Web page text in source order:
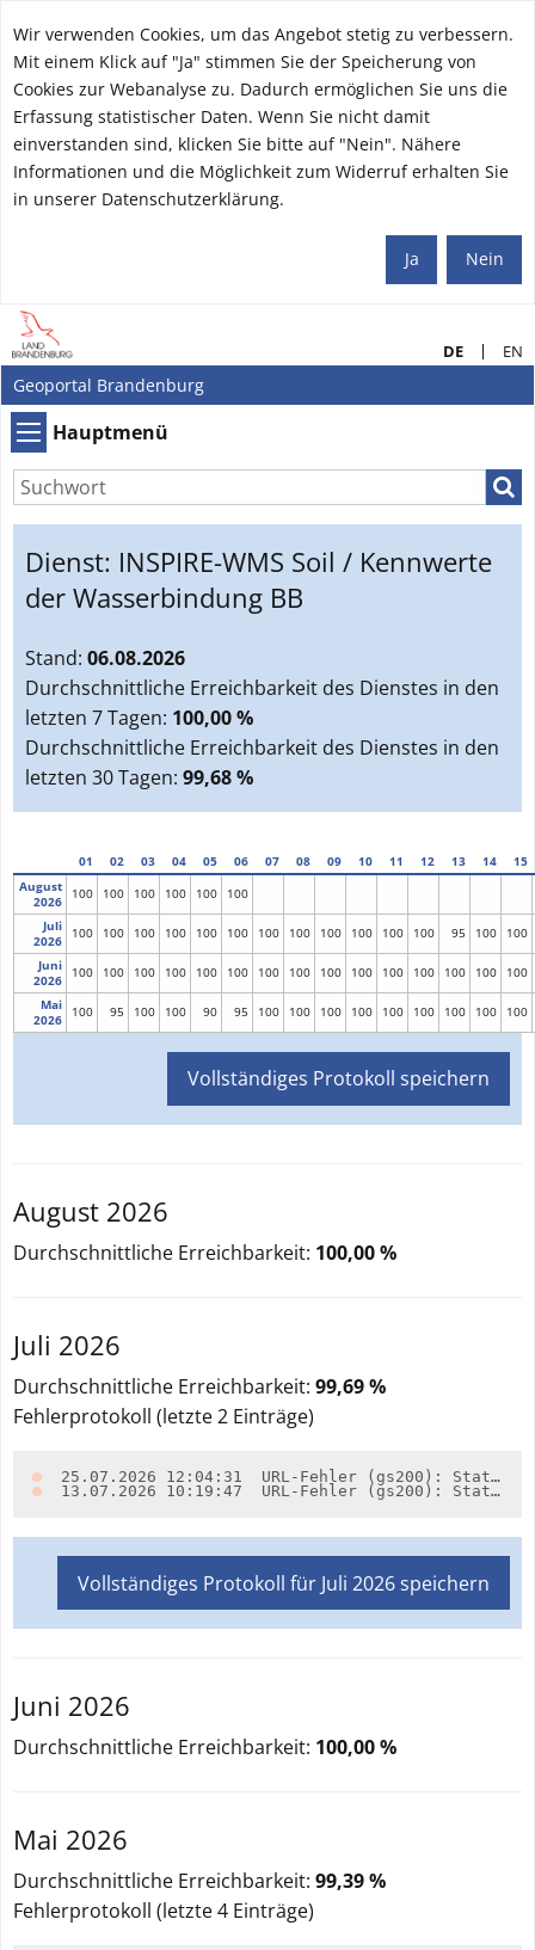
Wir verwenden Cookies, um das Angebot stetig zu verbessern.
Mit einem Klick auf "Ja" stimmen Sie der Speicherung von
Cookies zur Webanalyse zu. Dadurch ermöglichen Sie uns die
Erfassung statistischer Daten. Wenn Sie nicht damit
einverstanden sind, klicken Sie bitte auf "Nein". Nähere
Informationen und die Möglichkeit zum Widerruf erhalten Sie
in unserer Datenschutzerklärung.
Nein
Ja
DE EN
Geoportal Brandenburg
Hauptmenü
Hauptmenü
Dienst: INSPIRE-WMS Soil / Kennwerte
der Wasserbindung BB
Stand: 06.08.2026
Durchschnittliche Erreichbarkeit des Dienstes in den
letzten 7 Tagen: 100,00 %
Durchschnittliche Erreichbarkeit des Dienstes in den
letzten 30 Tagen: 99,68 %
01 02 03 04 05 06 07 08 09 10 11 12 13 14
15
August
2026
100 100 100 100 100 100
Juli
2026
100 100 100 100 100 100 100 100 100 100 100 100 95 100 100
Juni
2026
100 100 100 100 100 100 100 100 100 100 100 100 100 100 100
Mai
2026
100 95 100 100 90 95 100 100 100 100 100 100 100 100 100
Vollständiges Protokoll speichern
August 2026
Durchschnittliche Erreichbarkeit: 100,00 %
Juli 2026
Durchschnittliche Erreichbarkeit: 99,69 %
Fehlerprotokoll (letzte2 Einträge)
25.07.2026 12:04:31
URL-Fehler (gs200): Statuscode 'HTTP/1.1 503 Service Unavailable' für URL https://inspire.brandenburg.de/services/so_bobindung_wms?request=GetCapabilities&service=WMS (alle zusätzlichen URLs scheiterten ebenfalls)
13.07.2026 10:19:47
URL-Fehler (gs200): Statuscode 'HTTP/1.1 503 Service Unavailable' für URL https://inspire.brandenburg.de/services/so_bobindung_wms?request=GetCapabilities&service=WMS (alle zusätzlichen URLs scheiterten ebenfalls)
Vollständiges Protokoll für Juli 2026speichern
Juni 2026
Durchschnittliche Erreichbarkeit: 100,00 %
Mai 2026
Durchschnittliche Erreichbarkeit: 99,39 %
Fehlerprotokoll (letzte4 Einträge)